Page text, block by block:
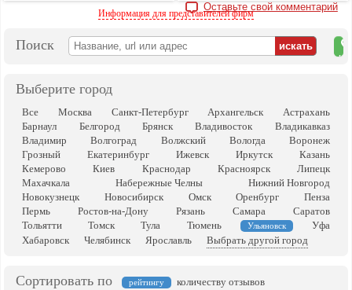
Оставьте свой комментарий
Информация для представителей фирм
Поиск
на
Выберите город
Все Москва Санкт-Петербург Архангельск
Астрахань
Барнаул
Белгород Брянск Владивосток
Владикавказ
Владимир
Волгоград Волжский Вологда
Воронеж
Грозный
Екатеринбург Ижевск Иркутск
Казань
Кемерово
Киев Краснодар Красноярск
Липецк
Махачкала
Набережные Челны
Нижний Новгород
Новокузнецк
Новосибирск Омск Оренбург
Пенза
Пермь
Ростов-на-Дону Рязань Самара
Саратов
Тольятти
Томск Тула Тюмень Ульяновск
Уфа
Хабаровск
Челябинск Ярославль Выбрать другой город
Сортировать по рейтингу
количеству отзывов